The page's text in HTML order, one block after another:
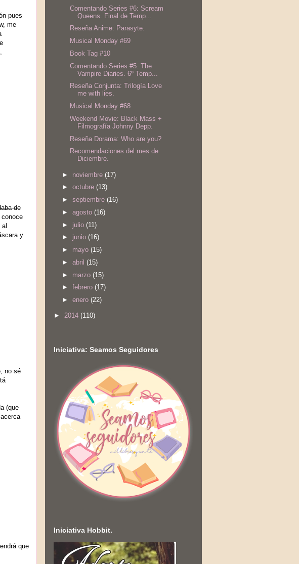
pues
me
de
y
no sé
(que
que
Comentando Series #6: Scream
Queens. Final de Temp...
Reseña Anime: Parasyte.
Musical Monday #69
Book Tag #10
Comentando Series #5: The
Vampire Diaries. 6º Temp...
Reseña Conjunta: Trilogía Love
me with lies.
Musical Monday #68
Weekend Movie: Black Mass +
Filmografía Johnny Depp.
Reseña Dorama: Who are you?
Recomendaciones del mes de
Diciembre.
► noviembre (17)
► octubre (13)
► septiembre (16)
► agosto (16)
► julio (11)
► junio (16)
► mayo (15)
► abril (15)
► marzo (15)
► febrero (17)
► enero (22)
► 2014 (110)
Iniciativa: Seamos Seguidores
Iniciativa Hobbit.